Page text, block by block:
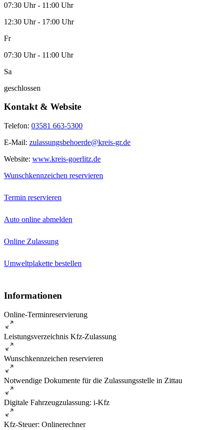
07:30 Uhr - 11:00 Uhr
12:30 Uhr - 17:00 Uhr
Fr
07:30 Uhr - 11:00 Uhr
Sa
geschlossen
Kontakt & Website
Telefon: 03581 663-5300
E-Mail: zulassungsbehoerde@kreis-gr.de
Website: www.kreis-goerlitz.de
Wunschkennzeichen reservieren
Termin reservieren
Auto online abmelden
Online Zulassung
Umweltplakette bestellen
Informationen
Online-Terminreservierung
Leistungsverzeichnis Kfz-Zulassung
Wunschkennzeichen reservieren
Notwendige Dokumente für die Zulassungsstelle in Zittau
Digitale Fahrzeugzulassung: i-Kfz
Kfz-Steuer: Onlinerechner